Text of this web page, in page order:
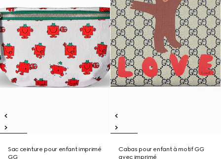
Sac ceinture pour enfant imprimé
GG
Cabas pour enfant à motif GG
avec imprimé